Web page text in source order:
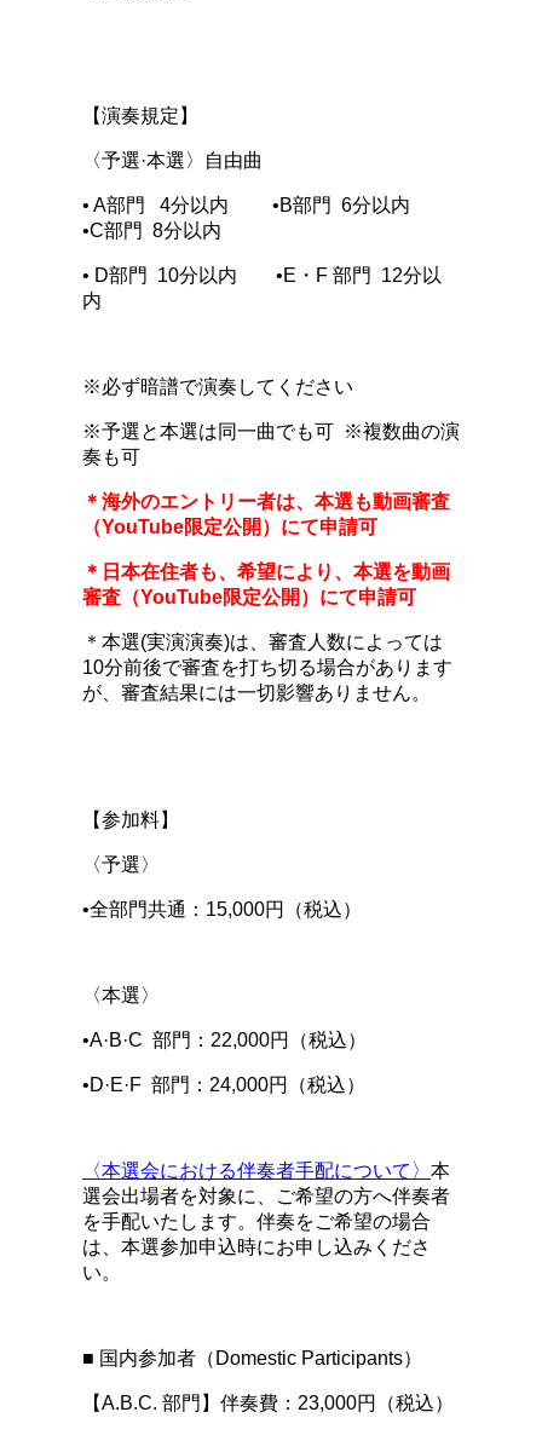
【演奏規定】
〈予選·本選〉自由曲
• A部門 4分以内 •B部門 6分以内
•C部門 8分以内
• D部門 10分以内 •E・F 部門 12分以
内
※必ず暗譜で演奏してください
※予選と本選は同一曲でも可 ※複数曲の演
奏も可
＊海外のエントリー者は、本選も動画審査
（YouTube限定公開）にて申請可
＊日本在住者も、希望により、本選を動画
審査（YouTube限定公開）にて申請可
＊本選(実演演奏)は、審査人数によっては
10分前後で審査を打ち切る場合があります
が、審査結果には一切影響ありません。
【参加料】
〈予選〉
•全部門共通：15,000円（税込）
〈本選〉
•A·B·C 部門：22,000円（税込）
•D·E·F 部門：24,000円（税込）
〈本選会における伴奏者手配について〉 本
選会出場者を対象に、ご希望の方へ伴奏者
を手配いたします。伴奏をご希望の場合
は、本選参加申込時にお申し込みくださ
い。
■ 国内参加者（Domestic Participants）
【A.B.C. 部門】伴奏費：23,000円（税込）